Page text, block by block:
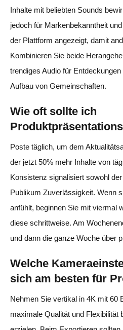
Inhalte mit beliebten Sounds
jedoch für Markenbekanntheit
der Plattform angezeigt, damit
Kombinieren Sie beide
trendiges Audio für
Aufbau von Gemeinschaften.
Wie oft sollte ich
Poste täglich, um dem
der jetzt 50% mehr Inhalte von
Konsistenz signalisiert sowohl
Publikum Zuverlässigkeit. Wenn
anfühlt, beginnen Sie mit viermal
diese schrittweise. Am
und dann die ganze Woche über
Welche
sich am besten für
Nehmen Sie vertikal in 4K mit 60
maximale Qualität und Flexibilität